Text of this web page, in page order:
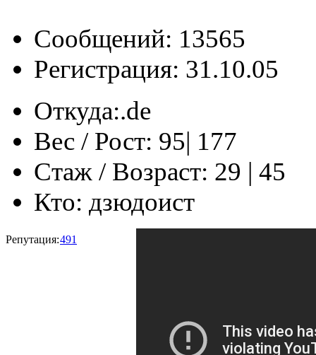
Сообщений: 13565
Регистрация: 31.10.05
Откуда:‎‏‎‏.de
Вес / Рост: 95| 177
Стаж / Возраст: 29 | 45
Кто: дзюдоист
Репутация:491